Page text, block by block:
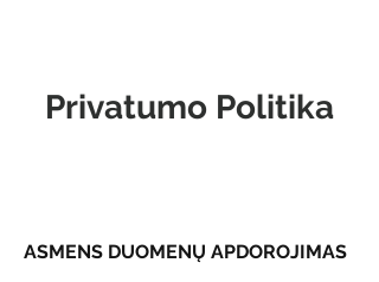
Privatumo Politika
ASMENS DUOMENŲ APDOROJIMAS